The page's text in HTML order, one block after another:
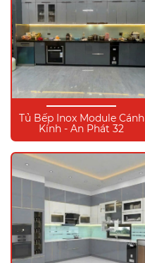
Tủ Bếp Inox Module Cánh
Kính - An Phát 32